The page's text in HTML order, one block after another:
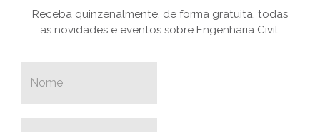
Receba quinzenalmente, de forma gratuita, todas
as novidades e eventos sobre Engenharia Civil.